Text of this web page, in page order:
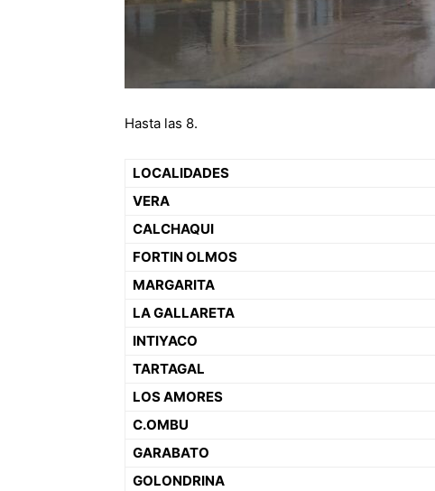
Hasta las 8.
LOCALIDADES
VERA
CALCHAQUI
FORTIN OLMOS
MARGARITA
LA GALLARETA
INTIYACO
TARTAGAL
LOS AMORES
C.OMBU
GARABATO
GOLONDRINA